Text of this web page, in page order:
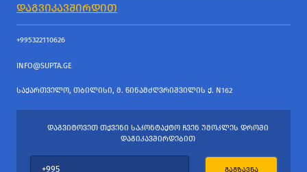
ᲓᲐᲒᲕᲘᲙᲐᲕᲨᲘᲠᲓᲘᲗ
+995322110626
INFO@SUPTA.GE
ᲡᲐᲥᲐᲠᲗᲕᲔᲚᲝ, ᲗᲑᲘᲚᲘᲡᲘ, Მ. ᲬᲘᲜᲐᲛᲫᲦᲕᲠᲘᲨᲕᲘᲚᲘᲡ Ქ. N162
ᲓᲐᲒᲕᲘᲢᲝᲕᲔᲗ ᲗᲥᲕᲔᲜᲘ ᲡᲐᲙᲝᲜᲢᲐᲥᲢᲝ ᲩᲕᲔᲜ ᲣᲛᲝᲙᲚᲔᲡ ᲓᲠᲝᲨᲘ
ᲓᲐᲒᲘᲙᲐᲕᲨᲘᲠᲓᲔᲑᲘᲗ
ᲒᲐᲒᲖᲐᲕᲜᲐ